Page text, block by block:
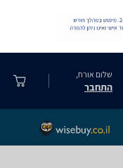
שלום אורח,
התחבר